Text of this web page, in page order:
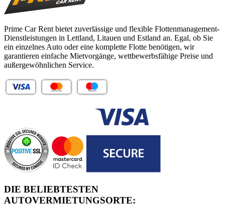
Prime Car Rent bietet zuverlässige und flexible Flottenmanagement-
Dienstleistungen in Lettland, Litauen und Estland an. Egal, ob Sie
ein einzelnes Auto oder eine komplette Flotte benötigen, wir
garantieren einfache Mietvorgänge, wettbewerbsfähige Preise und
außergewöhnlichen Service.
DIE BELIEBTESTEN
AUTOVERMIETUNGSORTE: